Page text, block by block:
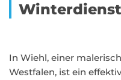
Winterdienst
In Wiehl, einer
Westfalen, ist ein